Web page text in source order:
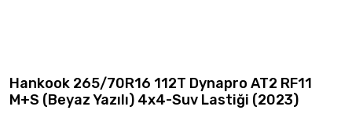
Hankook 265/70R16 112T Dynapro AT2 RF11
M+S (Beyaz Yazılı) 4x4-Suv Lastiği (2023)